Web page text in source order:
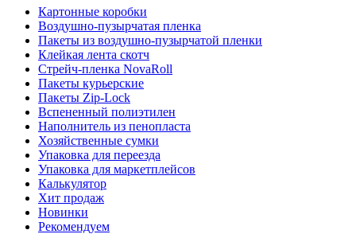
Картонные коробки
Воздушно-пузырчатая пленка
Пакеты из воздушно-пузырчатой пленки
Клейкая лента скотч
Стрейч-пленка NovaRoll
Пакеты курьерские
Пакеты Zip-Lock
Вспененный полиэтилен
Наполнитель из пенопласта
Хозяйственные сумки
Упаковка для переезда
Упаковка для маркетплейсов
Калькулятор
Хит продаж
Новинки
Рекомендуем